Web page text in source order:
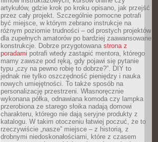
artykułów, gdzie krok po kroku opisano, jak przejść
przez cały projekt. Szczególnie pomocne potrafi
być miejsce, w którym zebrano instrukcje na
różnym poziomie trudności – od prostych projektów
dla zupełnych amatorów po bardziej zaawansowane
konstrukcje. Dobrze przygotowana strona z
poradami potrafi wtedy zastąpić mentora, którego
mamy zawsze pod ręką, gdy pojawi się pytanie
typu „czy na pewno robię to dobrze?”. DIY to
jednak nie tylko oszczędność pieniędzy i nauka
nowych umiejętności. To także sposób na
personalizację przestrzeni. Własnoręcznie
wykonana półka, odnawiana komoda czy lampka
przerobiona ze starego słoika nadają domowi
charakteru, którego nie dają seryjne produkty z
katalogu. W takim otoczeniu łatwiej poczuć, że to
rzeczywiście „nasze” miejsce – z historią, z
drobnymi niedoskonałościami, które z czasem